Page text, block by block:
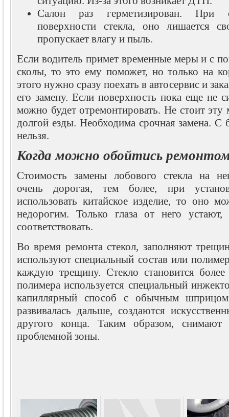
Салон раз герметизирован. При
поверхности стекла, оно лишается
пропускает влагу и пыль.
Если водитель примет временные меры и с
сколы, то это ему поможет, но только на
этого нужно сразу поехать в автосервис и
его замену. Если поверхность пока еще не
можно будет отремонтировать. Не стоит эту
долгой езды. Необходима срочная замена. С
нельзя.
Когда можно обойтись
Стоимость замены лобового стекла на
очень дорогая, тем более, при
использовать китайское изделие, то оно
недорогим. Только глаза от него
соответствовать.
Во время ремонта стекол, заполняют
используют специальный состав или
каждую трещину. Стекло становится
полимера используется специальный
капиллярный способ с обычным
развивалась дальше, создаются
другого конца. Таким образом,
проблемной зоны.